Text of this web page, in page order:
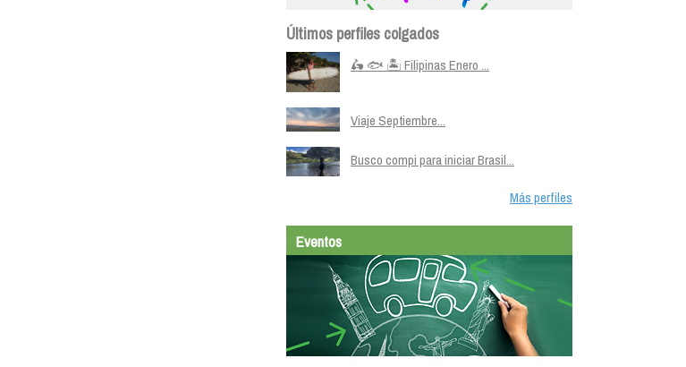
Últimos perfiles colgados
🛵 🐟 🏝️ Filipinas Enero ...
Viaje Septiembre...
Busco compi para iniciar Brasil...
Más perfiles
Eventos